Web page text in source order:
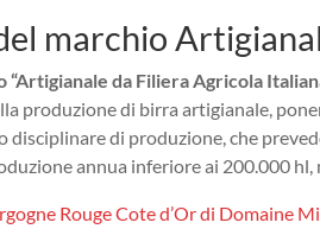
marchio
“Artigianale da Filiera Agricola
produzione di birra artigianale,
disciplinare di produzione, che
annua inferiore ai 200.000
Rouge Cote d’Or di Domaine